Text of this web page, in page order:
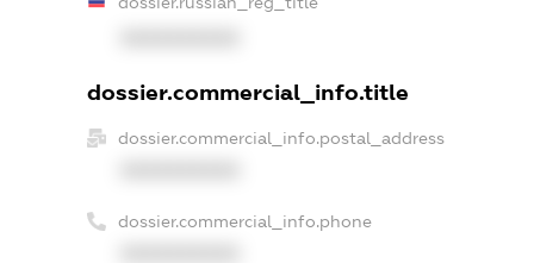
dossier.commercial_info.title
dossier.commercial_info.postal_address
dossier.commercial_info.phone